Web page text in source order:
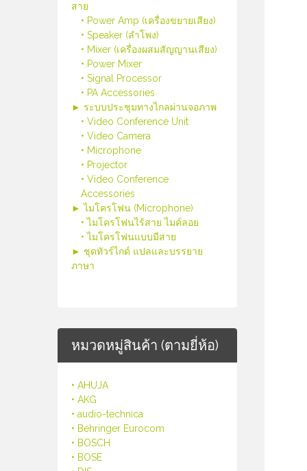
สาย
• Power Amp (เครื่องขยายเสียง)
• Speaker (ลำโพง)
• Mixer (เครื่องผสมสัญญานเสียง)
• Power Mixer
• Signal Processor
• PA Accessories
► ระบบประชุมทางไกลผ่านจอภาพ
• Video Conference Unit
• Video Camera
• Microphone
• Projector
• Video Conference
Accessories
► ไมโครโฟน (Microphone)
• ไมโครโฟนไร้สาย ไมค์ลอย
• ไมโครโฟนแบบมีสาย
► ชุดทัวร์ไกด์ แปลและบรรยาย
ภาษา
หมวดหมู่สินค้า (ตามยี่ห้อ)
• AHUJA
• AKG
• audio-technica
• Behringer Eurocom
• BOSCH
• BOSE